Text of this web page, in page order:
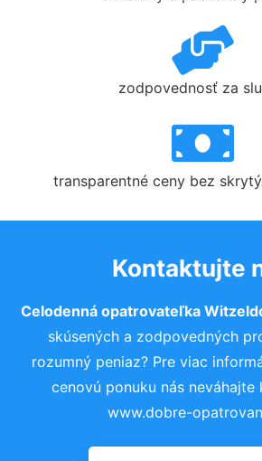
zodpovednosť za
transparentné ceny bez
Kontaktujte
Celodenná opatrovateľka
skúsených a zodpovedných
rozumný peniaz? Pre viac
cenovú ponuku nás
www.dobre-